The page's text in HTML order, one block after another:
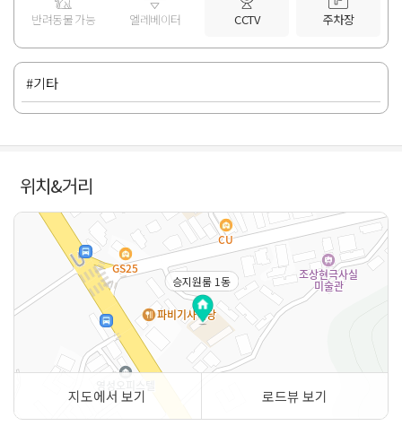
반려동물 가능 엘레베이터 CCTV 주차장
#기타
위치&거리
승지원룸 1동
지도에서 보기 로드뷰 보기